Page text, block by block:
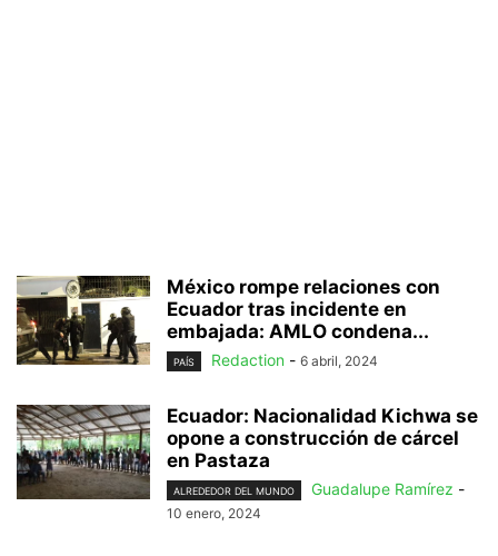
México rompe relaciones con
Ecuador tras incidente en
embajada: AMLO condena...
PAÍS Redaction - 6 abril, 2024
Ecuador: Nacionalidad Kichwa se
opone a construcción de cárcel
en Pastaza
ALREDEDOR DEL MUNDO Guadalupe Ramírez -
10 enero, 2024